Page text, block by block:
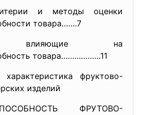
и методы оценки
товара…….7
влияющие на
товара………………11
характеристика фруктово-
изделий
ФРУТОВО-